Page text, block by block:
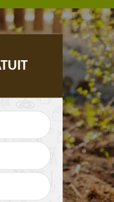
Paysagiste 63